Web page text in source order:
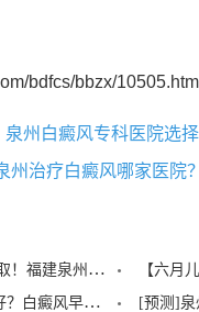
bdfcs/bbzx/10505.html
泉州白癜风专科医院选
州治疗白癜风哪家医院
【拒绝盲目遮盖】纹身遮白斑不可取！福建泉州中科白癜风医院倡导科学诊疗，从根源唤醒黑色素
[医讯讯息]泉州白癜风医院哪家较好？白癜风早期症状能治愈？